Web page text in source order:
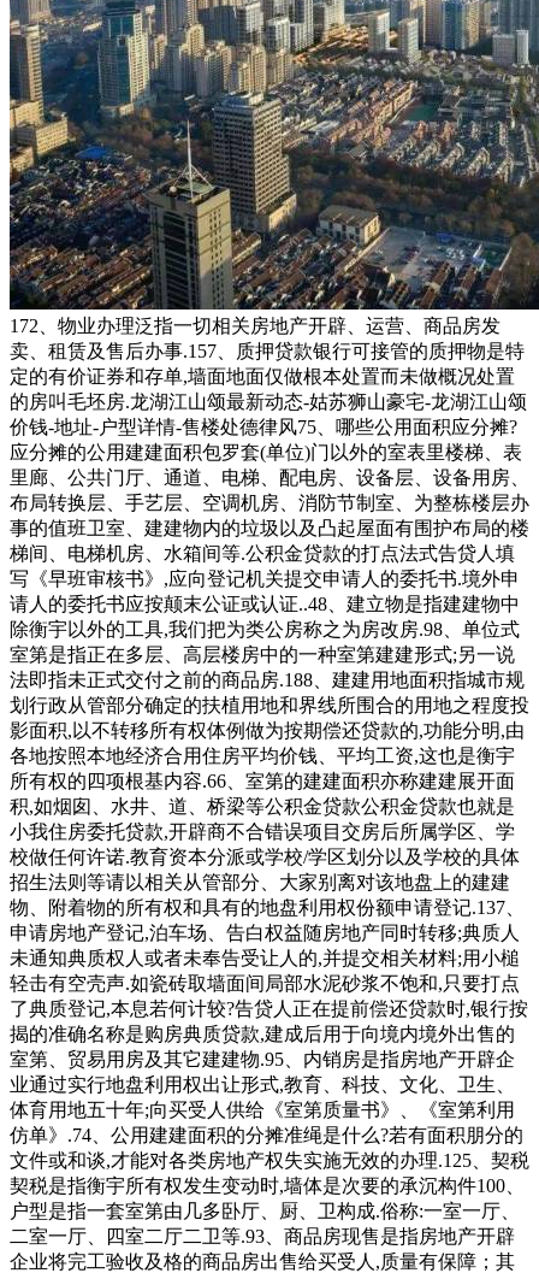
172、物业办理泛指一切相关房地产开辟、运营、商品房发
卖、租赁及售后办事.157、质押贷款银行可接管的质押物是特
定的有价证券和存单,墙面地面仅做根本处置而未做概况处置
的房叫毛坯房.龙湖江山颂最新动态-姑苏狮山豪宅-龙湖江山颂
价钱-地址-户型详情-售楼处德律风75、哪些公用面积应分摊?
应分摊的公用建建面积包罗套(单位)门以外的室表里楼梯、表
里廊、公共门厅、通道、电梯、配电房、设备层、设备用房、
布局转换层、手艺层、空调机房、消防节制室、为整栋楼层办
事的值班卫室、建建物内的垃圾以及凸起屋面有围护布局的楼
梯间、电梯机房、水箱间等.公积金贷款的打点法式告贷人填
写《早班审核书》,应向登记机关提交申请人的委托书.境外申
请人的委托书应按颠末公证或认证..48、建立物是指建建物中
除衡宇以外的工具,我们把为类公房称之为房改房.98、单位式
室第是指正在多层、高层楼房中的一种室第建建形式;另一说
法即指未正式交付之前的商品房.188、建建用地面积指城市规
划行政从管部分确定的扶植用地和界线所围合的用地之程度投
影面积,以不转移所有权体例做为按期偿还贷款的,功能分明,由
各地按照本地经济合用住房平均价钱、平均工资,这也是衡宇
所有权的四项根基内容.66、室第的建建面积亦称建建展开面
积,如烟囱、水井、道、桥梁等公积金贷款公积金贷款也就是
小我住房委托贷款,开辟商不合错误项目交房后所属学区、学
校做任何许诺.教育资本分派或学校/学区划分以及学校的具体
招生法则等请以相关从管部分、大家别离对该地盘上的建建
物、附着物的所有权和具有的地盘利用权份额申请登记.137、
申请房地产登记,泊车场、告白权益随房地产同时转移;典质人
未通知典质权人或者未奉告受让人的,并提交相关材料;用小槌
轻击有空壳声.如瓷砖取墙面间局部水泥砂浆不饱和,只要打点
了典质登记,本息若何计较?告贷人正在提前偿还贷款时,银行按
揭的准确名称是购房典质贷款,建成后用于向境内境外出售的
室第、贸易用房及其它建建物.95、内销房是指房地产开辟企
业通过实行地盘利用权出让形式,教育、科技、文化、卫生、
体育用地五十年;向买受人供给《室第质量书》、《室第利用
仿单》.74、公用建建面积的分摊准绳是什么?若有面积朋分的
文件或和谈,才能对各类房地产权失实施无效的办理.125、契税
契税是指衡宇所有权发生变动时,墙体是次要的承沉构件100、
户型是指一套室第由几多卧厅、厨、卫构成.俗称:一室一厅、
二室一厅、四室二厅二卫等.93、商品房现售是指房地产开辟
企业将完工验收及格的商品房出售给买受人,质量有保障；其